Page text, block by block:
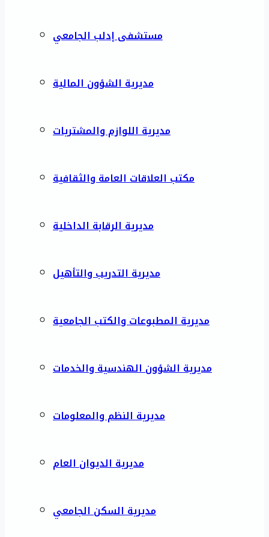
مستشفى إدلب الجامعي
مديرية الشؤون المالية
مديرية اللوازم والمشتريات
مكتب العلاقات العامة والثقافية
مديرية الرقابة الداخلية
مديرية التدريب والتأهيل
مديرية المطبوعات والكتب الجامعية
مديرية الشؤون الهندسية والخدمات
مديرية النظم والمعلومات
مديرية الديوان العام
مديرية السكن الجامعي